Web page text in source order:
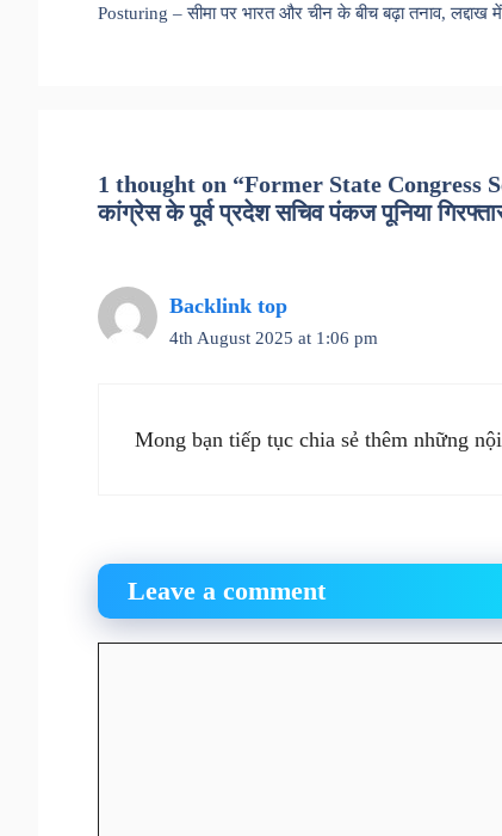
Posturing – सीमा पर भारत और चीन के बीच बढ़ा तनाव, लद्दाख
1 thought on “Former State
कांग्रेस के पूर्व प्रदेश सचिव पंकज पूनिया
Backlink top
4th August 2025 at 1:06 pm
Mong bạn tiếp tục chia sẻ thêm những
Leave a comment